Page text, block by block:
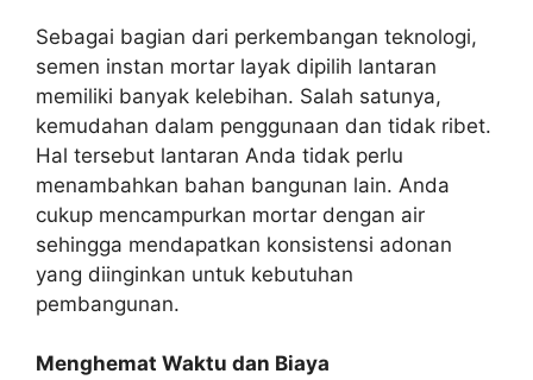
Sebagai bagian dari perkembangan teknologi,
semen instan mortar layak dipilih lantaran
memiliki banyak kelebihan. Salah satunya,
kemudahan dalam penggunaan dan tidak ribet.
Hal tersebut lantaran Anda tidak perlu
menambahkan bahan bangunan lain. Anda
cukup mencampurkan mortar dengan air
sehingga mendapatkan konsistensi adonan
yang diinginkan untuk kebutuhan
pembangunan.
Menghemat Waktu dan Biaya